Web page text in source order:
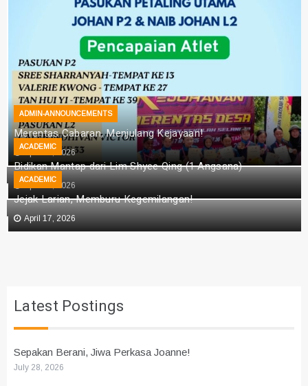
ADMIN-ANNOUNCEMENTS
Merentas Cabaran, Menjulang Kejayaan!
April 17, 2026
ACADEMIC
Bidikan Mantap dari Lim Shyee Qing (1 Angsana)
April 17, 2026
ACADEMIC
Jejak Larian, Memburu Kegemilangan!
April 17, 2026
Latest Postings
Sepakan Berani, Jiwa Perkasa Joanne!
July 28, 2026